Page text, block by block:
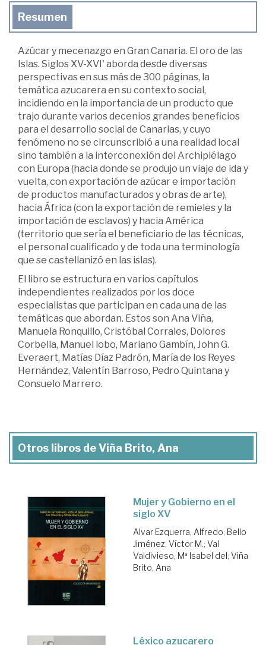
Resumen
Azúcar y mecenazgo en Gran Canaria. El oro de las
Islas. Siglos XV-XVI' aborda desde diversas
perspectivas en sus más de 300 páginas, la
temática azucarera en su contexto social,
incidiendo en la importancia de un producto que
trajo durante varios decenios grandes beneficios
para el desarrollo social de Canarias, y cuyo
fenómeno no se circunscribió a una realidad local
sino también a la interconexión del Archipiélago
con Europa (hacia donde se produjo un viaje de ida y
vuelta, con exportación de azúcar e importación
de productos manufacturados y obras de arte),
hacia África (con la exportación de remieles y la
importación de esclavos) y hacia América
(territorio que sería el beneficiario de las técnicas,
el personal cualificado y de toda una terminología
que se castellanizó en las islas).
El libro se estructura en varios capítulos
independientes realizados por los doce
especialistas que participan en cada una de las
temáticas que abordan. Estos son Ana Viña,
Manuela Ronquillo, Cristóbal Corrales, Dolores
Corbella, Manuel lobo, Mariano Gambín, John G.
Everaert, Matías Díaz Padrón, María de los Reyes
Hernández, Valentín Barroso, Pedro Quintana y
Consuelo Marrero.
Otros libros de Viña Brito, Ana
Mujer y Gobierno en el
siglo XV
Alvar Ezquerra, Alfredo; Bello
Jiménez, Víctor M.; Val
Valdivieso, Mª Isabel del; Viña
Brito, Ana
Léxico azucarero